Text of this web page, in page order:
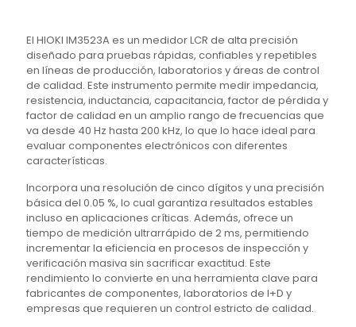
El HIOKI IM3523A es un medidor LCR de alta precisión
diseñado para pruebas rápidas, confiables y repetibles
en líneas de producción, laboratorios y áreas de control
de calidad. Este instrumento permite medir impedancia,
resistencia, inductancia, capacitancia, factor de pérdida y
factor de calidad en un amplio rango de frecuencias que
va desde 40 Hz hasta 200 kHz, lo que lo hace ideal para
evaluar componentes electrónicos con diferentes
características.
Incorpora una resolución de cinco dígitos y una precisión
básica del 0.05 %, lo cual garantiza resultados estables
incluso en aplicaciones críticas. Además, ofrece un
tiempo de medición ultrarrápido de 2 ms, permitiendo
incrementar la eficiencia en procesos de inspección y
verificación masiva sin sacrificar exactitud. Este
rendimiento lo convierte en una herramienta clave para
fabricantes de componentes, laboratorios de I+D y
empresas que requieren un control estricto de calidad.